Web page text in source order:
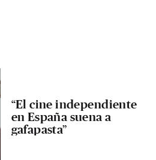
“El cine independiente
en España suena a
gafapasta”